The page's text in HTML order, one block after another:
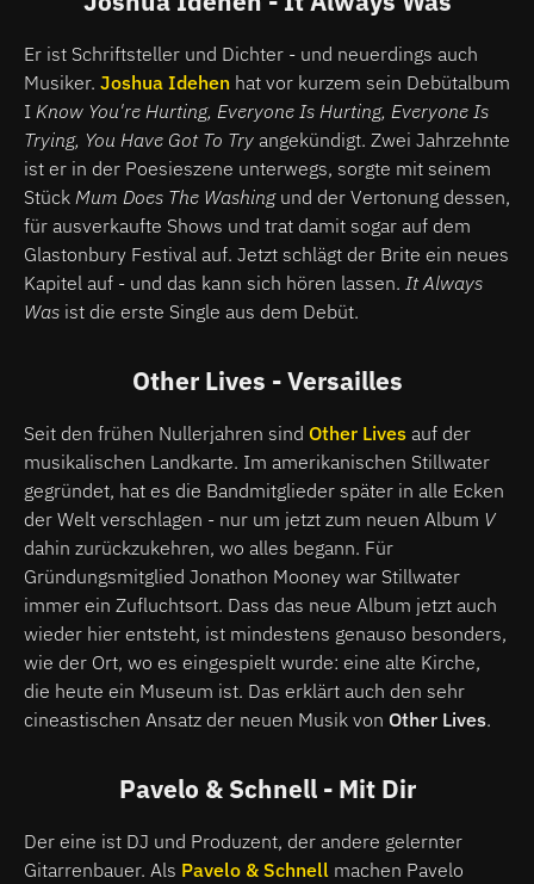
Er ist Schriftsteller und Dichter - und neuerdings auch
Musiker. Joshua Idehen hat vor kurzem sein Debütalbum
I Know You're Hurting, Everyone Is Hurting, Everyone Is
Trying, You Have Got To Try angekündigt. Zwei Jahrzehnte
ist er in der Poesieszene unterwegs, sorgte mit seinem
Stück Mum Does The Washing und der Vertonung dessen,
für ausverkaufte Shows und trat damit sogar auf dem
Glastonbury Festival auf. Jetzt schlägt der Brite ein neues
Kapitel auf - und das kann sich hören lassen. It Always
Was ist die erste Single aus dem Debüt.
Other Lives - Versailles
Seit den frühen Nullerjahren sind Other Lives auf der
musikalischen Landkarte. Im amerikanischen Stillwater
gegründet, hat es die Bandmitglieder später in alle Ecken
der Welt verschlagen - nur um jetzt zum neuen Album V
dahin zurückzukehren, wo alles begann. Für
Gründungsmitglied Jonathon Mooney war Stillwater
immer ein Zufluchtsort. Dass das neue Album jetzt auch
wieder hier entsteht, ist mindestens genauso besonders,
wie der Ort, wo es eingespielt wurde: eine alte Kirche,
die heute ein Museum ist. Das erklärt auch den sehr
cineastischen Ansatz der neuen Musik von Other Lives.
Pavelo & Schnell - Mit Dir
Der eine ist DJ und Produzent, der andere gelernter
Gitarrenbauer. Als Pavelo & Schnell machen Pavelo